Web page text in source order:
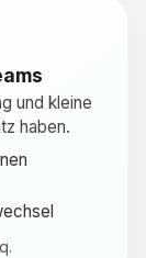
und kleine
haben.